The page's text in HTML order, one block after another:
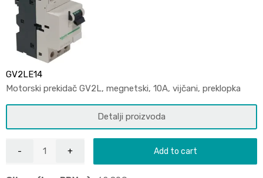
GV2LE14
Motorski prekidač GV2L, megnetski, 10A, vijčani, preklopka
Detalji proizvoda
Add to cart